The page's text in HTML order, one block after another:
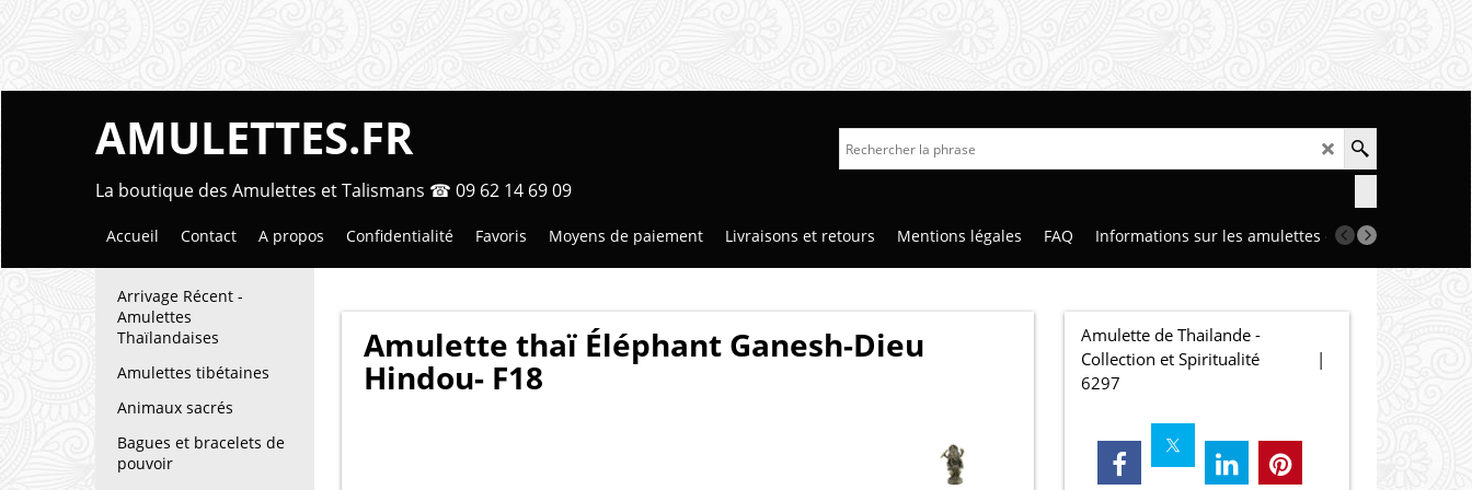
AMULETTES.FR
La boutique des Amulettes et Talismans ☎ 09 62 14 69 09
Accueil Contact A propos Confidentialité Favoris Moyens de paiement Livraisons et retours Mentions légales FAQ Informations sur les amulettes et talismans
Arrivage Récent -
Amulettes
Thaïlandaises
Amulettes tibétaines
Animaux sacrés
Bagues et bracelets de
pouvoir
Amulette thaï Éléphant Ganesh-Dieu
Hindou- F18
Amulette de Thailande -
Collection et Spiritualité
6297